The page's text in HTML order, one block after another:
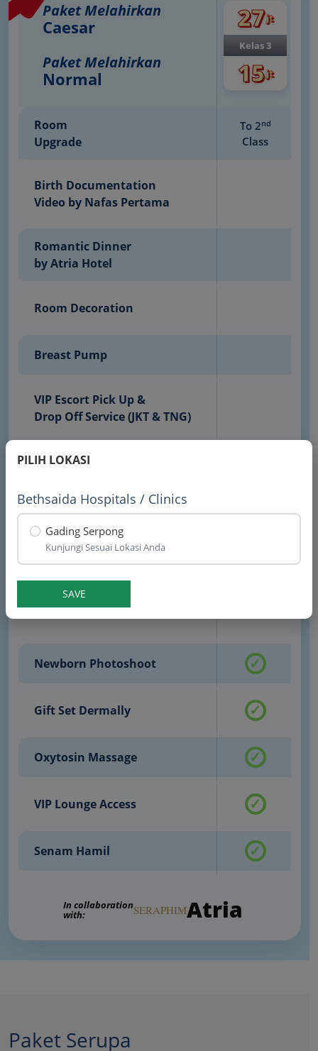
Paket Melahirkan
Caesar
Paket Melahirkan
Normal
27jt
Kelas 3
15jt
Room
Upgrade
To 2nd
Class
Birth Documentation
Video by Nafas Pertama
Romantic Dinner
by Atria Hotel
Room Decoration
Breast Pump
VIP Escort Pick Up &
Drop Off Service (JKT & TNG)
Newborn 3D Potrait
In-room Wash & Blow
Stroller & UV Sterilizer
Voucher Seraphim
Newborn Photoshoot ✓
Gift Set Dermally ✓
Oxytosin Massage ✓
VIP Lounge Access ✓
Senam Hamil ✓
In collaboration
with: SERAPHIMAtria
Paket Serupa
PILIH LOKASI
Bethsaida Hospitals / Clinics
Gading Serpong
Kunjungi Sesuai Lokasi Anda
SAVE